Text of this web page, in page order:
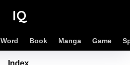
IQ
Word Book Manga Game
Index